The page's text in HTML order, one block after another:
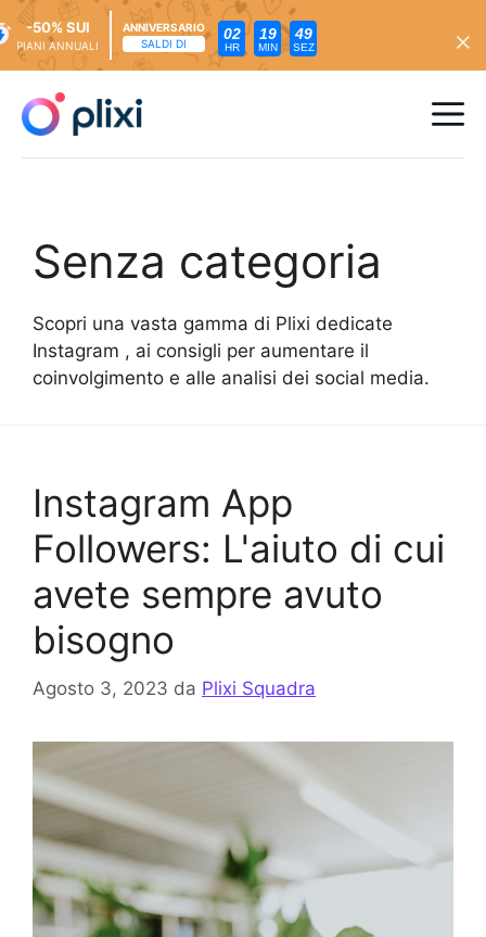
contenuto
-50% SUI
PIANI ANNUALI
ANNIVERSARIO
SALDI DI
02
HR
19
MIN
47
SEZ
Senza categoria
Scopri una vasta gamma di Plixi dedicate
Instagram , ai consigli per aumentare il
coinvolgimento e alle analisi dei social media.
Instagram App
Followers: L'aiuto di cui
avete sempre avuto
bisogno
Agosto 3, 2023 da Plixi Squadra